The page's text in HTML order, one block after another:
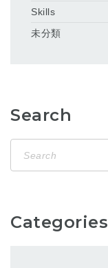
Skills
未分類
Search
Categories